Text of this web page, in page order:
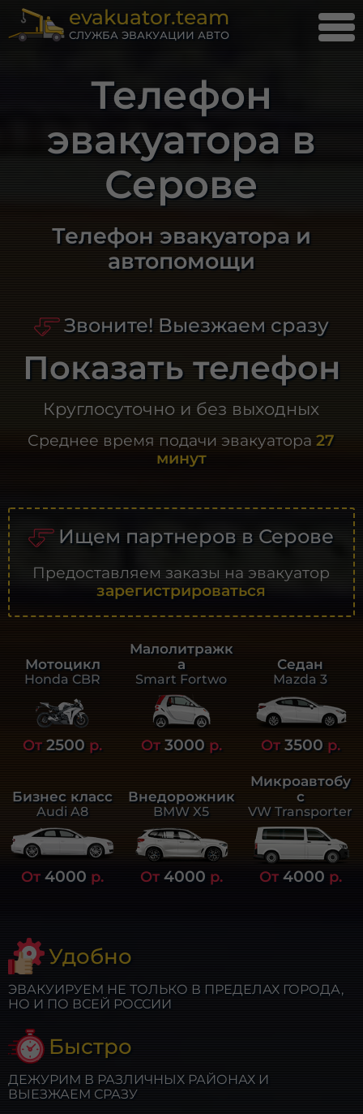
evakuator.team
СЛУЖБА ЭВАКУАЦИИ АВТО
Телефон
эвакуатора в
Серове
Телефон эвакуатора и
автопомощи
Звоните! Выезжаем сразу
Показать телефон
Круглосуточно и без выходных
Среднее время подачи эвакуатора27
минут
Ищем партнеров в Серове
Предоставляем заказы на эвакуатор
зарегистрироваться
Мотоцикл
Honda CBR
От2500 р.
Малолитражк
а
Smart Fortwo
От 3000 р.
Седан
Mazda 3
От 3500 р.
Бизнес класс
Audi A8
От4000 р.
Внедорожник
BMW X5
От 4000 р.
Микроавтобу
с
VW Transporter
От 4000 р.
Удобно
ЭВАКУИРУЕМ НЕ ТОЛЬКО В ПРЕДЕЛАХ ГОРОДА,
НО И ПО ВСЕЙ РОССИИ
Быстро
ДЕЖУРИМ В РАЗЛИЧНЫХ РАЙОНАХ И
ВЫЕЗЖАЕМ СРАЗУ